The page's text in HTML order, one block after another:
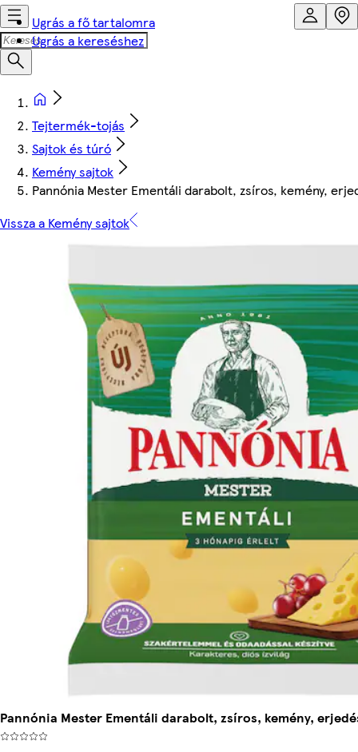
Ugrás a fő tartalomra
Ugrás a kereséshez
Tejtermék-tojás
Sajtok és túró
Kemény sajtok
Pannónia Mester Ementáli darabolt, zsíros, kemény,
Vissza a Kemény sajtok
Pannónia Mester Ementáli darabolt, zsíros, kemény,